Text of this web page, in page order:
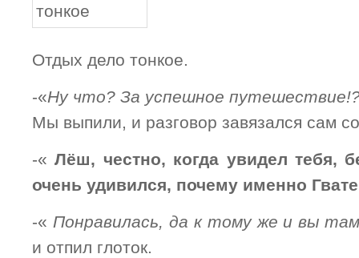
Отдых дело тонкое.
-«Ну что? За успешное
Мы выпили, и разговор завязался сам
-«Лёш, честно, когда увидел тебя,
очень удивился, почему именно
-« Понравилась, да к тому же и вы
и отпил глоток.